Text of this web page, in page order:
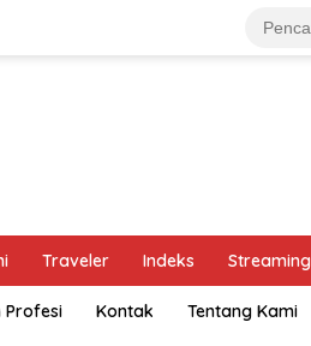
Traveler Indeks Streaming
Profesi Kontak Tentang Kami